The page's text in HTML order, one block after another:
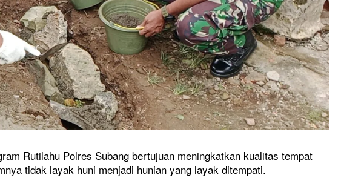
Rutilahu Polres Subang bertujuan meningkatkan kualitas tempat
tidak layak huni menjadi hunian yang layak ditempati.